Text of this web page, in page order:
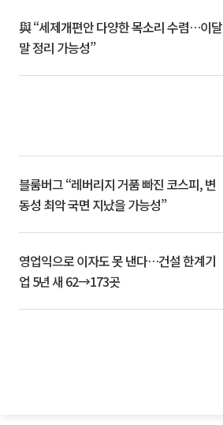
與 “세제개편안 다양한 목소리 수렴…이달
말 정리 가능성”
블룸버그 “레버리지 거품 빠진 코스피, 변
동성 최악 국면 지났을 가능성”
영업익으로 이자도 못 낸다…건설 한계기
업 5년 새 62→173곳